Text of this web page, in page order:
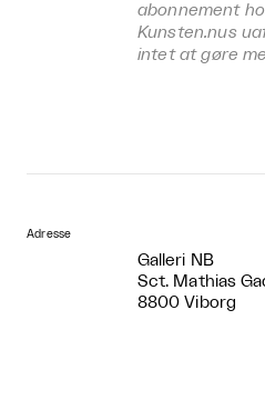
abonnement
Kunsten.nus
intet at gøre
Adresse
Galleri NB
Sct. Mathias
8800 Viborg